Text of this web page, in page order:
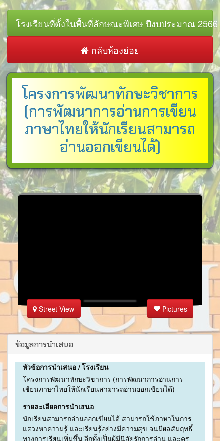
โรงเรียนที่ตั้งในพื้นที่ลักษณะพิเศษ ปีงบประมาณ 2566
กลับห้องย่อย
โครงการพัฒนาทักษะวิชาการ
(การพัฒนาการอ่านการเขียน
ภาษาไทยให้นักเรียนสามารถ
อ่านออกเขียนได้)
Street View Pictures
ข้อมูลการนำเสนอ
หัวข้อการนำเสนอ / โรงเรียน
โครงการพัฒนาทักษะวิชาการ (การพัฒนาการอ่านการ
เขียนภาษาไทยให้นักเรียนสามารถอ่านออกเขียนได้)
รายละเอียดการนำเสนอ
นักเรียนสามารถอ่านออกเขียนได้ สามารถใช้ภาษาในการ
แสวงหาความรู้ และเรียนรู้อย่างมีความสุข จนมีผลสัมฤทธิ์
ทางการเรียนเพิ่มขึ้น อีกทั้งเป็นผู้มีนิสัยรักการอ่าน และครู